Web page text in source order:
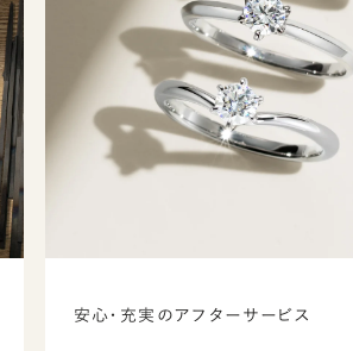
安心・充実のアフターサービス